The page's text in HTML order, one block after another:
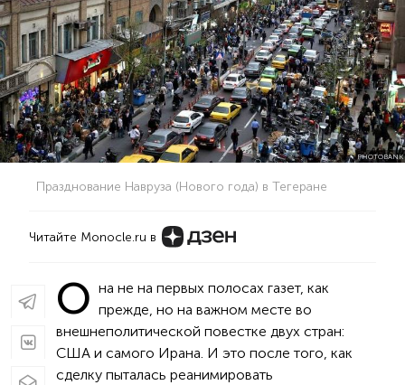
PHOTOBANK
Празднование Навруза (Нового года) в Тегеране
Читайте Monocle.ru в
О на не на первых полосах газет, как
прежде, но на важном месте во
внешнеполитической повестке двух стран:
США и самого Ирана. И это после того, как
сделку пыталась реанимировать